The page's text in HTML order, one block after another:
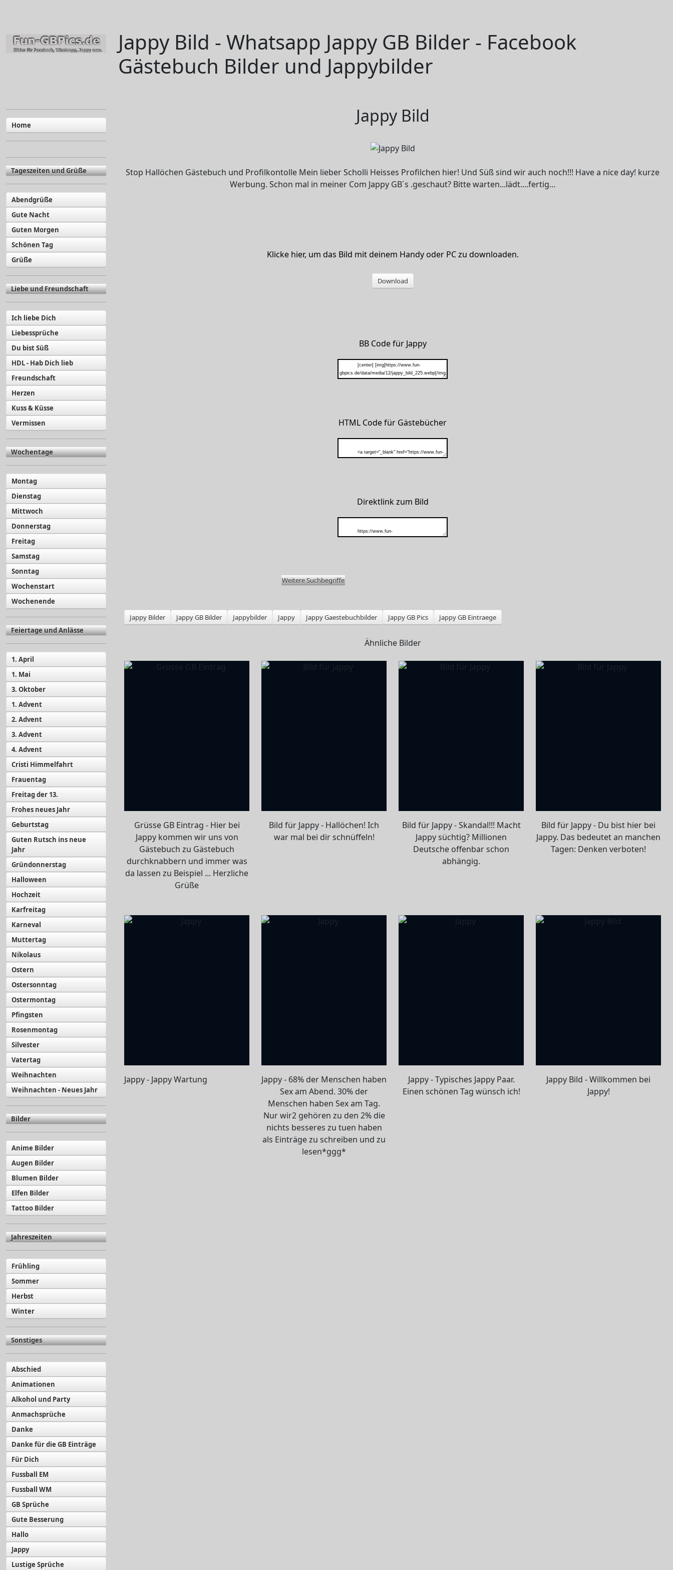
Home
Tageszeiten und Grüße
Abendgrüße
Gute Nacht
Guten Morgen
Schönen Tag
Grüße
Liebe und Freundschaft
Ich liebe Dich
Liebessprüche
Du bist Süß
HDL - Hab Dich lieb
Freundschaft
Herzen
Kuss & Küsse
Vermissen
Wochentage
Montag
Dienstag
Mittwoch
Donnerstag
Freitag
Samstag
Sonntag
Wochenstart
Wochenende
Feiertage und Anlässe
1. April
1. Mai
3. Oktober
1. Advent
2. Advent
3. Advent
4. Advent
Cristi Himmelfahrt
Frauentag
Freitag der 13.
Frohes neues Jahr
Geburtstag
Guten Rutsch ins neue
Jahr
Gründonnerstag
Halloween
Hochzeit
Karfreitag
Karneval
Muttertag
Nikolaus
Ostern
Ostersonntag
Ostermontag
Pfingsten
Rosenmontag
Silvester
Vatertag
Weihnachten
Weihnachten - Neues Jahr
Bilder
Anime Bilder
Augen Bilder
Blumen Bilder
Elfen Bilder
Tattoo Bilder
Jahreszeiten
Frühling
Sommer
Herbst
Winter
Sonstiges
Abschied
Animationen
Alkohol und Party
Anmachsprüche
Danke
Danke für die GB Einträge
Für Dich
Fussball EM
Fussball WM
GB Sprüche
Gute Besserung
Hallo
Jappy
Lustige Sprüche
Jappy Bild - Whatsapp Jappy GB Bilder - Facebook
Gästebuch Bilder und Jappybilder
Jappy Bild
Stop Hallöchen Gästebuch und Profilkontolle Mein lieber Scholli Heisses Profilchen hier! Und Süß sind wir auch noch!!! Have a nice day! kurze
Werbung. Schon mal in meiner Com Jappy GB´s .geschaut? Bitte warten...lädt....fertig...
Klicke hier, um das Bild mit deinem Handy oder PC zu downloaden.
Download
BB Code für Jappy
HTML Code für Gästebücher
Direktlink zum Bild
Weitere Suchbegriffe
Jappy Bilder Jappy GB Bilder Jappybilder Jappy Jappy Gaestebuchbilder Jappy GB Pics Jappy GB Eintraege
Ähnliche Bilder
Grüsse GB Eintrag - Hier bei
Jappy kommen wir uns von
Gästebuch zu Gästebuch
durchknabbern und immer was
da lassen zu Beispiel ... Herzliche
Grüße
Bild für Jappy - Hallöchen! Ich
war mal bei dir schnüffeln!
Bild für Jappy - Skandal!!! Macht
Jappy süchtig? Millionen
Deutsche offenbar schon
abhängig.
Bild für Jappy - Du bist hier bei
Jappy. Das bedeutet an manchen
Tagen: Denken verboten!
Jappy - Jappy Wartung
Jappy - 68% der Menschen haben
Sex am Abend. 30% der
Menschen haben Sex am Tag.
Nur wir2 gehören zu den 2% die
nichts besseres zu tuen haben
als Einträge zu schreiben und zu
lesen*ggg*
Jappy - Typisches Jappy Paar.
Einen schönen Tag wünsch ich!
Jappy Bild - Willkommen bei
Jappy!